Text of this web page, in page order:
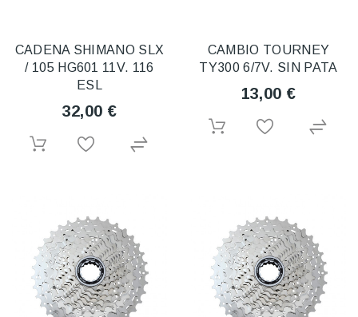
CADENA SHIMANO SLX
/ 105 HG601 11V. 116
ESL
32,00 €
CAMBIO TOURNEY
TY300 6/7V. SIN PATA
13,00 €